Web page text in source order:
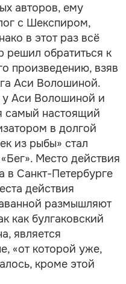
авторов, ему
с Шекспиром,
в этот раз всё
решил обратиться к
произведению, взяв
Аси Волошиной.
у Аси Волошиной и
самый настоящий
в долгой
из рыбы» стал
Место действия
в Санкт-Петербурге
действия
размышляют
как булгаковский
является
«от которой уже,
кроме этой